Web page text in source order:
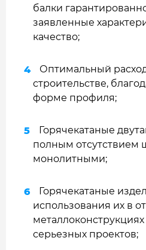
балки
заявленные
качество;
Оптимальный
строительстве,
форме профиля;
Горячекатаные
полным отсутствием
монолитными;
Горячекатаные
использования их в
серьезных проектов;